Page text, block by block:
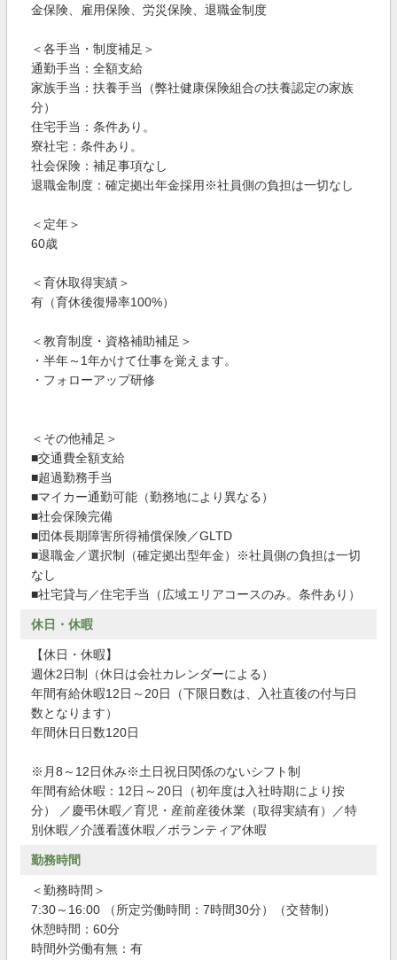
金保険、雇用保険、労災保険、退職金制度
＜各手当・制度補足＞
通勤手当：全額支給
家族手当：扶養手当（弊社健康保険組合の扶養認定の家族
分）
住宅手当：条件あり。
寮社宅：条件あり。
社会保険：補足事項なし
退職金制度：確定拠出年金採用※社員側の負担は一切なし
＜定年＞
60歳
＜育休取得実績＞
有（育休後復帰率100%）
＜教育制度・資格補助補足＞
・半年～1年かけて仕事を覚えます。
・フォローアップ研修
＜その他補足＞
■交通費全額支給
■超過勤務手当
■マイカー通勤可能（勤務地により異なる）
■社会保険完備
■団体長期障害所得補償保険／GLTD
■退職金／選択制（確定拠出型年金）※社員側の負担は一切
なし
■社宅貸与／住宅手当（広域エリアコースのみ。条件あり）
休日・休暇
【休日・休暇】
週休2日制（休日は会社カレンダーによる）
年間有給休暇12日～20日（下限日数は、入社直後の付与日
数となります）
年間休日日数120日
※月8～12日休み※土日祝日関係のないシフト制
年間有給休暇：12日～20日（初年度は入社時期により按
分） ／慶弔休暇／育児・産前産後休業（取得実績有）／特
別休暇／介護看護休暇／ボランティア休暇
勤務時間
＜勤務時間＞
7:30～16:00 （所定労働時間：7時間30分）（交替制）
休憩時間：60分
時間外労働有無：有